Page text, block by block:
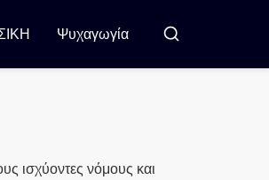
Ψυχαγωγία Μπούσκαρ
ισχύοντες νόμους και